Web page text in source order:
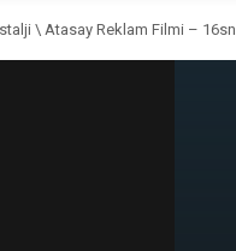
\ Atasay Reklam Filmi – 16sn